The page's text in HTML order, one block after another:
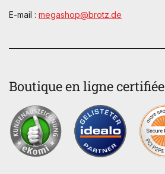
E-mail : megashop@brotz.de
Boutique en ligne certifiée